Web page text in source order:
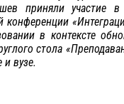
приняли участие в
конференции
в контексте
стола
вузе.